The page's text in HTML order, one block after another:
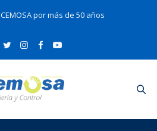
CEMOSA por más de 50 años